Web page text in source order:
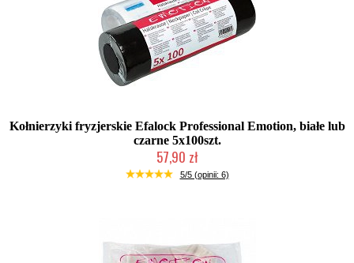
Kołnierzyki fryzjerskie Efalock Professional Emotion, białe lub
czarne 5x100szt.
57,90 zł
Duża ilość (wysyłka w 24h)
5/5 (opinii: 6)